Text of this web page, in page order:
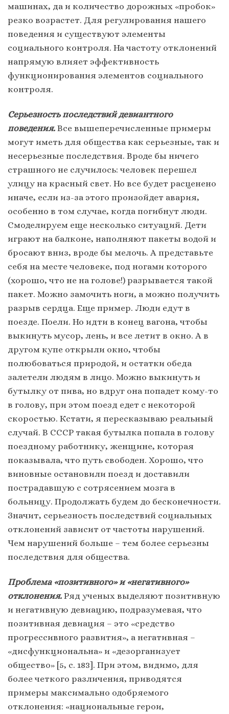
машинах, да и количество дорожных «пробок»
резко возрастет. Для регулирования нашего
поведения и существуют элементы
социального контроля. На частоту отклонений
напрямую влияет эффективность
функционирования элементов социального
контроля.
Серьезность последствий девиантного
поведения. Все вышеперечисленные примеры
могут иметь для общества как серьезные, так и
несерьезные последствия. Вроде бы ничего
страшного не случилось: человек перешел
улицу на красный свет. Но все будет расценено
иначе, если из-за этого произойдет авария,
особенно в том случае, когда погибнут люди.
Смоделируем еще несколько ситуаций. Дети
играют на балконе, наполняют пакеты водой и
бросают вниз, вроде бы мелочь. А представьте
себя на месте человеке, под ногами которого
(хорошо, что не на голове!) разрывается такой
пакет. Можно замочить ноги, а можно получить
разрыв сердца. Еще пример. Люди едут в
поезде. Поели. Но идти в конец вагона, чтобы
выкинуть мусор, лень, и все летит в окно. А в
другом купе открыли окно, чтобы
полюбоваться природой, и остатки обеда
залетели людям в лицо. Можно выкинуть и
бутылку от пива, но вдруг она попадет кому-то
в голову, при этом поезд едет с некоторой
скоростью. Кстати, я пересказываю реальный
случай. В СССР такая бутылка попала в голову
поездному работнику, женщине, которая
показывала, что путь свободен. Хорошо, что
виновные остановили поезд и доставили
пострадавшую с сотрясением мозга в
больницу. Продолжать будем до бесконечности.
Значит, серьезность последствий социальных
отклонений зависит от частоты нарушений.
Чем нарушений больше – тем более серьезны
последствия для общества.
Проблема «позитивного» и «негативного»
отклонения. Ряд ученых выделяют позитивную
и негативную девиацию, подразумевая, что
позитивная девиация – это «средство
прогрессивного развития», а негативная –
«дисфункциональна» и «дезорганизует
общество» [5, c. 183]. При этом, видимо, для
более четкого различения, приводятся
примеры максимально одобряемого
отклонения: «национальные герои,